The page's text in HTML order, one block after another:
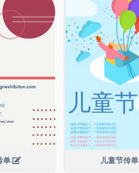
单 儿童节传单